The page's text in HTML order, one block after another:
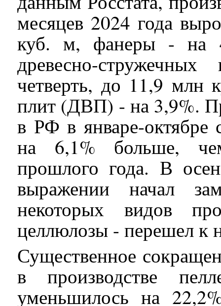
месяцев 2024 года
куб. м, фанеры - на
древесно-
четверть, до 11,9 млн
плит (ДВП) - на 3,9%.
в РФ в январе-октябре
на 6,1% больше,
прошлого года. В
выражении начал
некоторых видов
целлюлозы - перешел к
Существенное
в производстве
уменьшилось на